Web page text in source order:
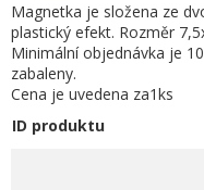
Magnetka je složena ze
plastický efekt. Rozměr
Minimální objednávka je
zabaleny.
Cena je uvedena za1ks
ID produktu